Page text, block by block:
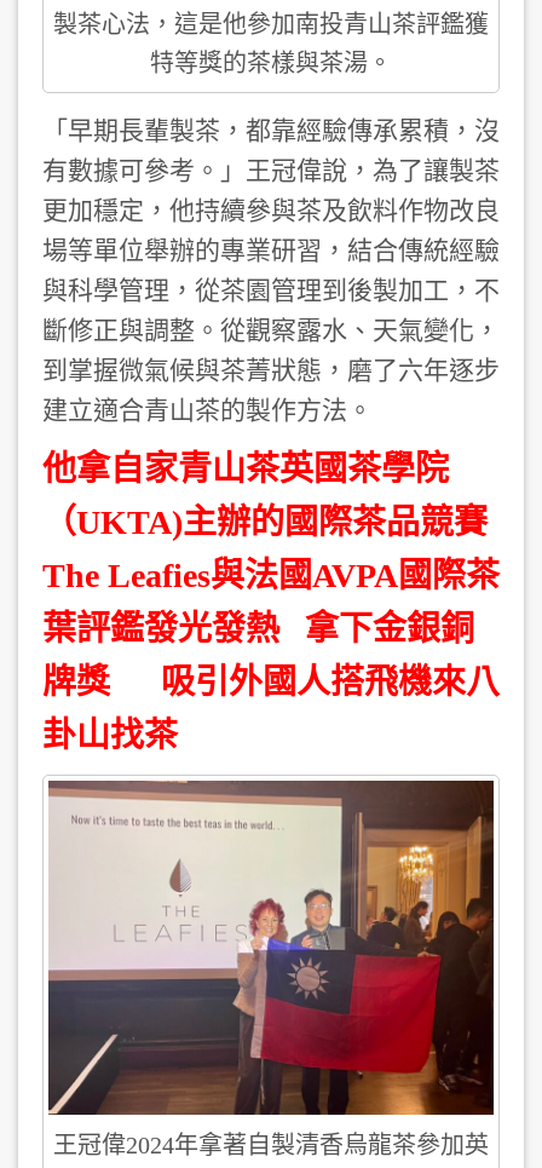
製茶心法，這是他參加南投青山茶評鑑獲
特等獎的茶樣與茶湯。
「早期長輩製茶，都靠經驗傳承累積，沒
有數據可參考。」王冠偉說，為了讓製茶
更加穩定，他持續參與茶及飲料作物改良
場等單位舉辦的專業研習，結合傳統經驗
與科學管理，從茶園管理到後製加工，不
斷修正與調整。從觀察露水、天氣變化，
到掌握微氣候與茶菁狀態，磨了六年逐步
建立適合青山茶的製作方法。
他拿自家青山茶英國茶學院
（UKTA)主辦的國際茶品競賽
The Leafies與法國AVPA國際茶
葉評鑑發光發熱 拿下金銀銅
牌獎 吸引外國人搭飛機來八
卦山找茶
王冠偉2024年拿著自製清香烏龍茶參加英